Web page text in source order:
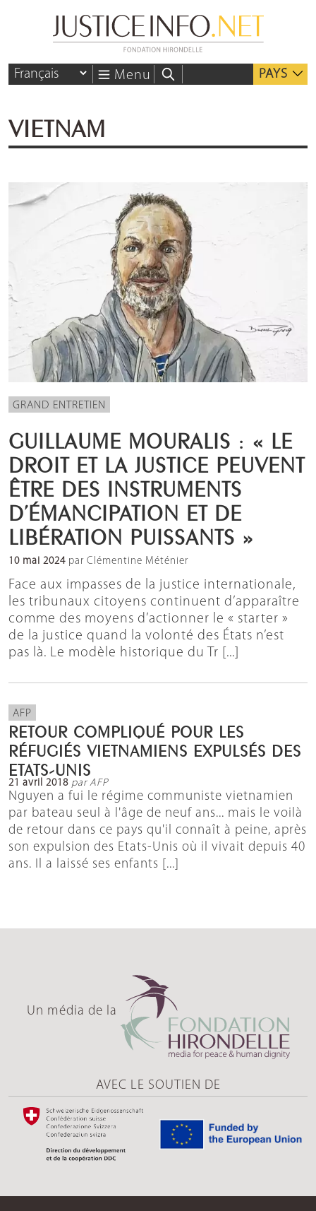
Menu PAYS
VIETNAM
GRAND ENTRETIEN
GUILLAUME MOURALIS : « LE
DROIT ET LA JUSTICE PEUVENT
ÊTRE DES INSTRUMENTS
D’ÉMANCIPATION ET DE
LIBÉRATION PUISSANTS »
10 mai 2024 par Clémentine Méténier
Face aux impasses de la justice internationale,
les tribunaux citoyens continuent d’apparaître
comme des moyens d’actionner le « starter »
de la justice quand la volonté des États n’est
pas là. Le modèle historique du Tr [...]
AFP
RETOUR COMPLIQUÉ POUR LES
RÉFUGIÉS VIETNAMIENS EXPULSÉS DES
ETATS-UNIS
21 avril 2018 par AFP
Nguyen a fui le régime communiste vietnamien
par bateau seul à l'âge de neuf ans... mais le voilà
de retour dans ce pays qu'il connaît à peine, après
son expulsion des Etats-Unis où il vivait depuis 40
ans. Il a laissé ses enfants [...]
Un média de la
AVEC LE SOUTIEN DE